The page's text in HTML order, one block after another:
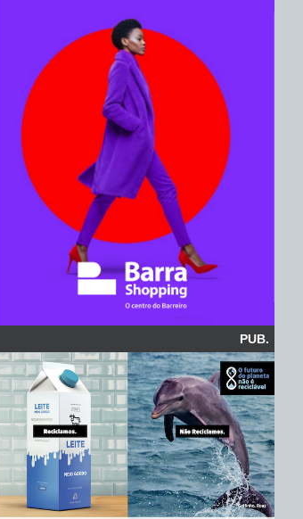
PUB.